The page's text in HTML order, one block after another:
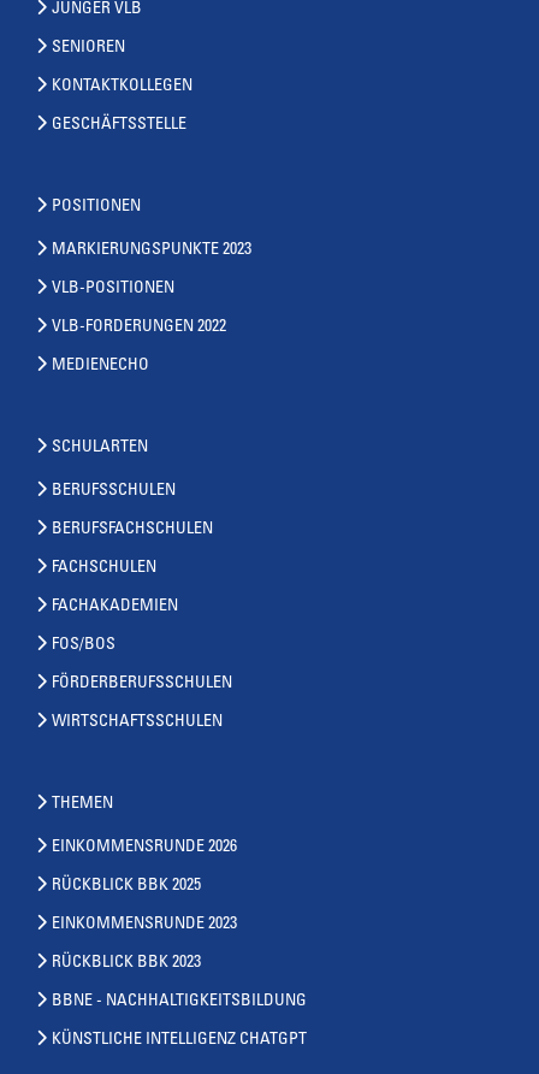
JUNGER VLB
SENIOREN
KONTAKTKOLLEGEN
GESCHÄFTSSTELLE
POSITIONEN
MARKIERUNGSPUNKTE 2023
VLB-POSITIONEN
VLB-FORDERUNGEN 2022
MEDIENECHO
SCHULARTEN
BERUFSSCHULEN
BERUFSFACHSCHULEN
FACHSCHULEN
FACHAKADEMIEN
FOS/BOS
FÖRDERBERUFSSCHULEN
WIRTSCHAFTSSCHULEN
THEMEN
EINKOMMENSRUNDE 2026
RÜCKBLICK BBK 2025
EINKOMMENSRUNDE 2023
RÜCKBLICK BBK 2023
BBNE - NACHHALTIGKEITSBILDUNG
KÜNSTLICHE INTELLIGENZ CHATGPT